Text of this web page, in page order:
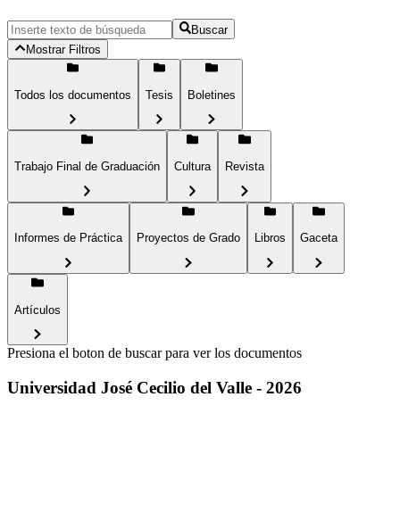
Buscar
Mostrar Filtros
Todos los documentos Tesis Boletines
Trabajo Final de Graduación Cultura Revista
Informes de Práctica Proyectos de Grado Libros Gaceta
Artículos
Presiona el boton de buscar para ver los documentos
Universidad José Cecilio del Valle - 2026